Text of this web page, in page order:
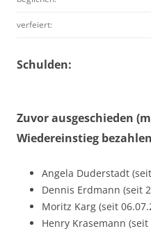
verfeiert:
Schulden:
Zuvor ausgeschieden
Wiedereinstieg
Angela Duderstadt
Dennis Erdmann (seit
Moritz Karg (seit
Henry Krasemann (seit